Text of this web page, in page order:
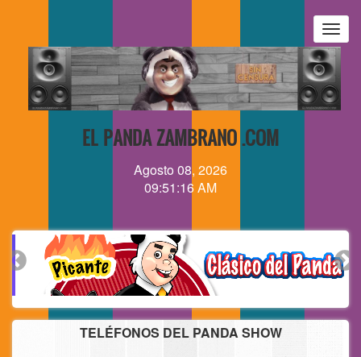
contenido
principal
EL PANDA ZAMBRANO .COM
Agosto 08, 2026
09:51:16 AM
TELÉFONOS DEL PANDA SHOW